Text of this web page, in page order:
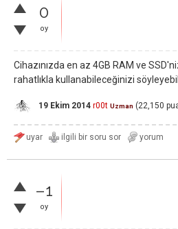
0
oy
Cihazınızda en az 4GB RAM ve
rahatlıkla kullanabileceğinizi
19 Ekim 2014 r00t Uzman (22,150
–1
oy